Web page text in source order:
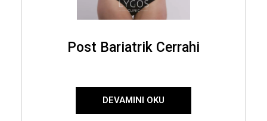
Post Bariatrik Cerrahi
DEVAMINI OKU